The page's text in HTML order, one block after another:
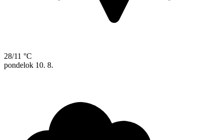
28/11 °C
pondelok 10. 8.